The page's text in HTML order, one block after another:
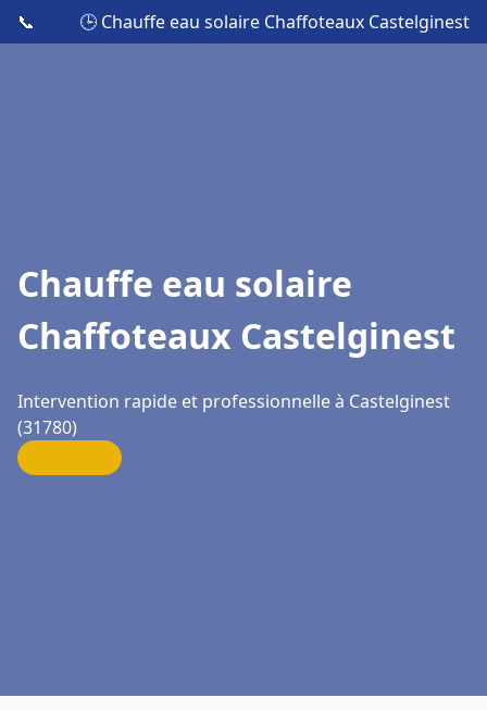
📞 🕒 Chauffe eau solaire Chaffoteaux Castelginest
Chauffe eau solaire
Chaffoteaux Castelginest
Intervention rapide et professionnelle à Castelginest
(31780)